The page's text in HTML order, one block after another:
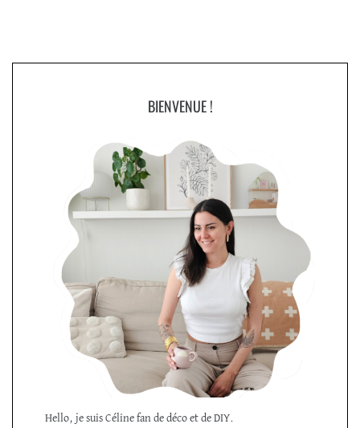
BIENVENUE !
Hello, je suis Céline fan de déco et de DIY.